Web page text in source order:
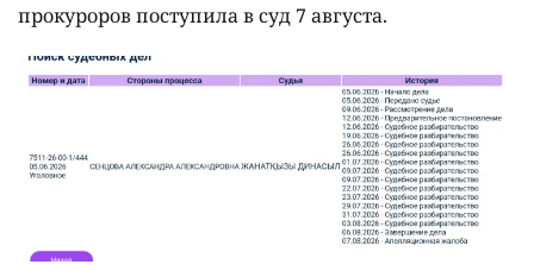
прокуроров поступила в суд 7 августа.